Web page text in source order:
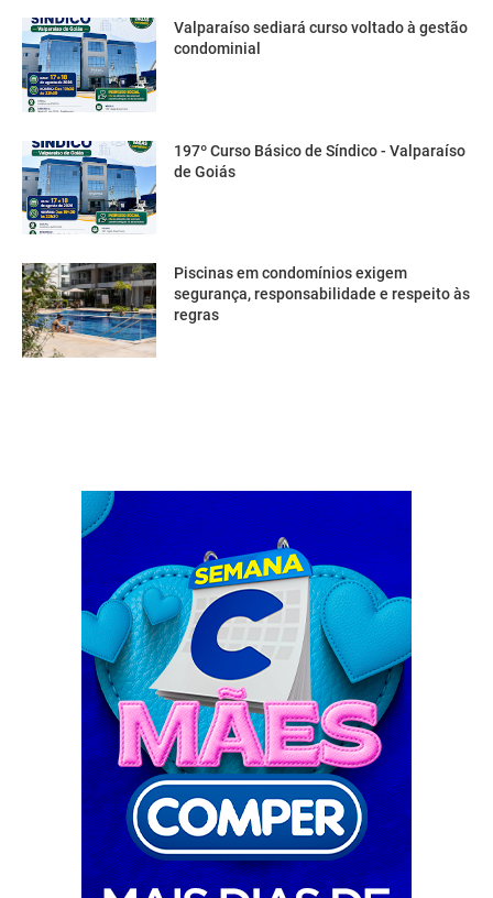
Valparaíso sediará curso voltado à gestão
condominial
197º Curso Básico de Síndico - Valparaíso
de Goiás
Piscinas em condomínios exigem
segurança, responsabilidade e respeito às
regras